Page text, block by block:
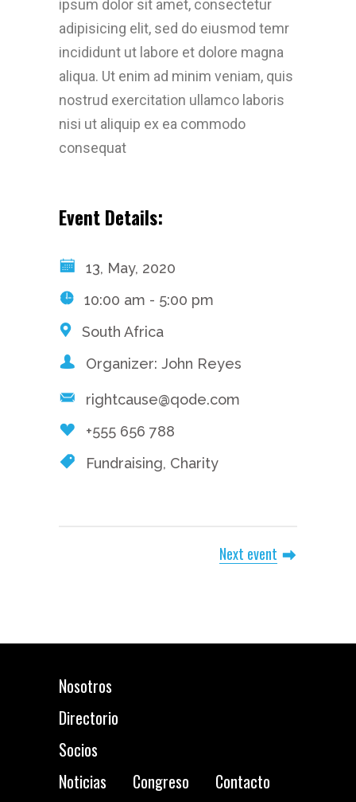
ipsum dolor sit amet, consectetur
adipisicing elit, sed do eiusmod temr
incididunt ut labore et dolore magna
aliqua. Ut enim ad minim veniam, quis
nostrud exercitation ullamco laboris
nisi ut aliquip ex ea commodo
consequat
Event Details:
13, May, 2020
10:00 am - 5:00 pm
South Africa
Organizer: John Reyes
rightcause@qode.com
+555 656 788
Fundraising, Charity
Next event
Nosotros
Directorio
Socios
Noticias
Congreso Contacto